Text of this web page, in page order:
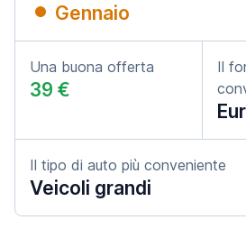
Gennaio
Una buona offerta
39 €
Il
Il tipo di auto più conveniente
Veicoli grandi